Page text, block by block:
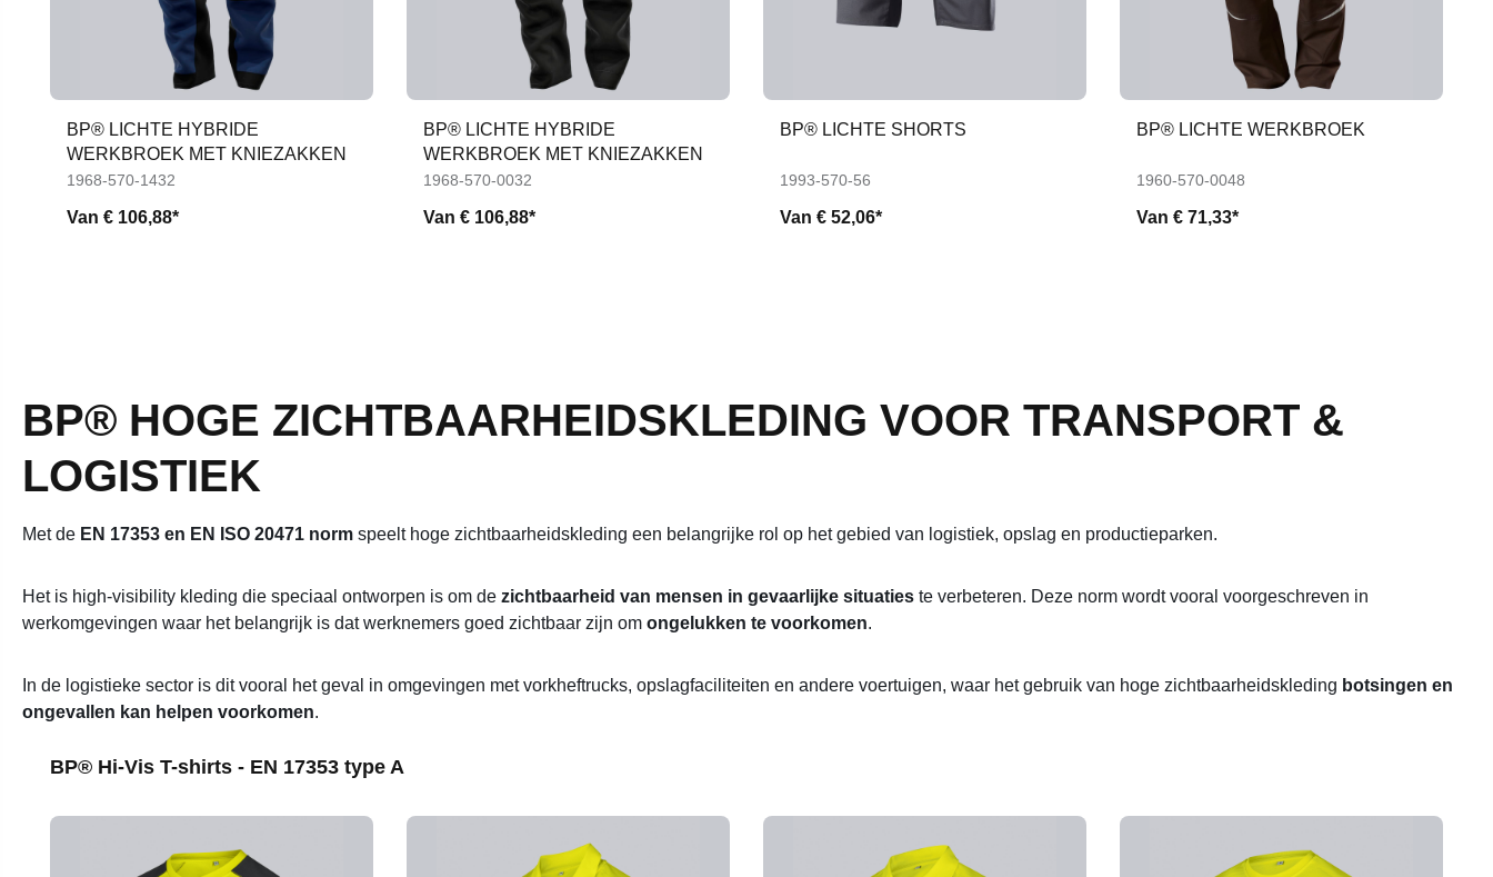
BP® LICHTE HYBRIDE
WERKBROEK MET KNIEZAKKEN
1968-570-1432
Van € 106,88*
BP® LICHTE HYBRIDE
WERKBROEK MET KNIEZAKKEN
1968-570-0032
Van € 106,88*
BP® LICHTE SHORTS
1993-570-56
Van € 52,06*
BP® LICHTE WERKBROEK
1960-570-0048
Van € 71,33*
BP® HOGE ZICHTBAARHEIDSKLEDING VOOR TRANSPORT &
LOGISTIEK
Met de EN 17353 en EN ISO 20471 norm speelt hoge zichtbaarheidskleding een belangrijke rol op het gebied van logistiek, opslag en productieparken.
Het is high-visibility kleding die speciaal ontworpen is om de zichtbaarheid van mensen in gevaarlijke situaties te verbeteren. Deze norm wordt vooral voorgeschreven in
werkomgevingen waar het belangrijk is dat werknemers goed zichtbaar zijn om ongelukken te voorkomen.
In de logistieke sector is dit vooral het geval in omgevingen met vorkheftrucks, opslagfaciliteiten en andere voertuigen, waar het gebruik van hoge zichtbaarheidskleding botsingen en
ongevallen kan helpen voorkomen.
Productgalerij overslaan
BP® Hi-Vis T-shirts - EN 17353 type A